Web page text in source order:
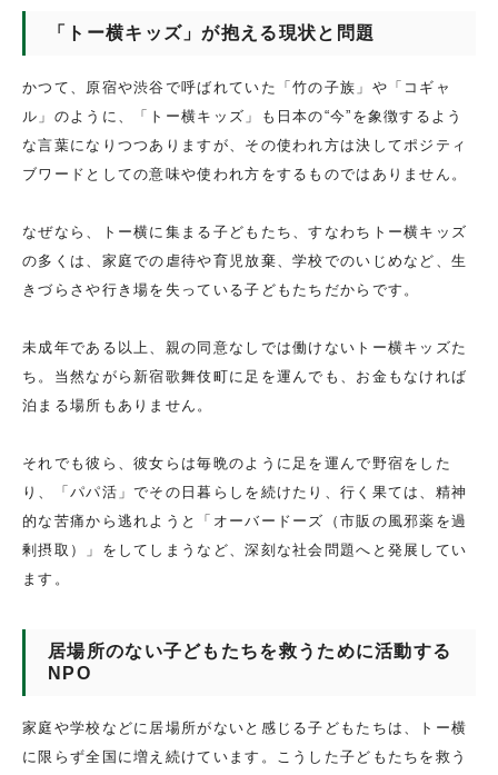
「トー横キッズ」が抱える現状と問題
かつて、原宿や渋谷で呼ばれていた「竹の子族」や「コギャ
ル」のように、「トー横キッズ」も日本の“今”を象徴するよう
な言葉になりつつありますが、その使われ方は決してポジティ
ブワードとしての意味や使われ方をするものではありません。
なぜなら、トー横に集まる子どもたち、すなわちトー横キッズ
の多くは、家庭での虐待や育児放棄、学校でのいじめなど、生
きづらさや行き場を失っている子どもたちだからです。
未成年である以上、親の同意なしでは働けないトー横キッズた
ち。当然ながら新宿歌舞伎町に足を運んでも、お金もなければ
泊まる場所もありません。
それでも彼ら、彼女らは毎晩のように足を運んで野宿をした
り、「パパ活」でその日暮らしを続けたり、行く果ては、精神
的な苦痛から逃れようと「オーバードーズ（市販の風邪薬を過
剰摂取）」をしてしまうなど、深刻な社会問題へと発展してい
ます。
居場所のない子どもたちを救うために活動する
NPO
家庭や学校などに居場所がないと感じる子どもたちは、トー横
に限らず全国に増え続けています。こうした子どもたちを救う